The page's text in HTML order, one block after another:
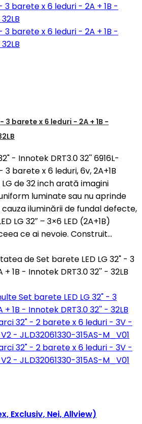
3 barete x 6 leduri - 2A + 1B -
- Innotek DRT3.0 32'' 6916L-
3 barete x 6 leduri, 6v, 2A+1B
de 32 inch arată imagini
luminate sau nu aprinde
iluminării de fundal defecte,
LG 32″ – 3×6 LED (2A+1B)
ce ai nevoie. Construit...
de Set barete LED LG 32" - 3
1B - Innotek DRT3.0 32'' - 32LB
Set barete LED LG 32" - 3
1B - Innotek DRT3.0 32'' - 32LB
Exclusiv, Nei, Allview)